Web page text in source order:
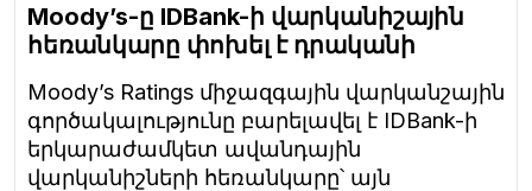
Moody’s-ը IDBank-ի վարկանիշային
հեռանկարը փոխել է դրականի
Moody’s Ratings միջազգային վարկանշային
գործակալությունը բարելավել է IDBank-ի
երկարաժամկետ ավանդային
վարկանիշների հեռանկարը՝ այն